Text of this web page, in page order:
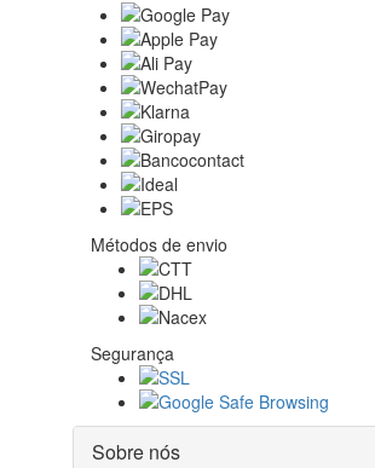
Métodos de envio
Segurança
Sobre nós